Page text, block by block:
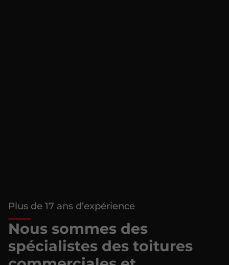
Plus de 17 ans d’expérience
Nous sommes des
spécialistes des toitures